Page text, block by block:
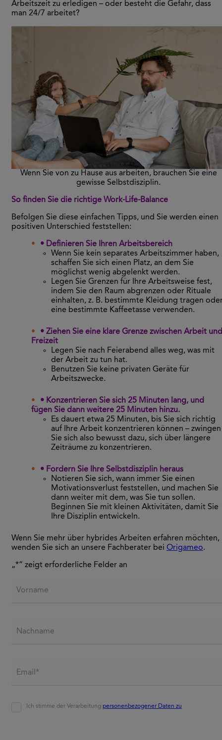
Arbeitszeit zu erledigen – oder besteht die Gefahr, dass
man 24/7 arbeitet?
Wenn Sie von zu Hause aus arbeiten, brauchen Sie eine
gewisse Selbstdisziplin.
So finden Sie die richtige Work-Life-Balance
Befolgen Sie diese einfachen Tipps, und Sie werden einen
positiven Unterschied feststellen:
• Definieren Sie Ihren Arbeitsbereich
Wenn Sie kein separates Arbeitszimmer haben,
schaffen Sie sich einen Platz, an dem Sie
möglichst wenig abgelenkt werden.
Legen Sie Grenzen für Ihre Arbeitsweise fest,
indem Sie den Raum abgrenzen oder Rituale
einhalten, z. B. bestimmte Kleidung tragen
eine bestimmte Kaffeetasse verwenden.
• Ziehen Sie eine klare Grenze zwischen Arbeit und
Freizeit
Legen Sie nach Feierabend alles weg, was mit
der Arbeit zu tun hat.
Benutzen Sie keine privaten Geräte für
Arbeitszwecke.
• Konzentrieren Sie sich 25 Minuten lang, und
fügen Sie dann weitere 25 Minuten hinzu.
Es dauert etwa 25 Minuten, bis Sie sich richtig
auf Ihre Arbeit konzentrieren können – zwingen
Sie sich also bewusst dazu, sich über längere
Zeiträume zu konzentrieren.
• Fordern Sie Ihre Selbstdisziplin heraus
Notieren Sie sich, wann immer Sie einen
Motivationsverlust feststellen, und machen Sie
dann weiter mit dem, was Sie tun sollen.
Beginnen Sie mit kleinen Aktivitäten, damit Sie
Ihre Disziplin entwickeln.
Wenn Sie mehr über hybrides Arbeiten erfahren möchten,
wenden Sie sich an unsere Fachberater bei Origameo.
„*“ zeigt erforderliche Felder an
Agreement*
Ich stimme der Verarbeitung personenbezogener Daten zu